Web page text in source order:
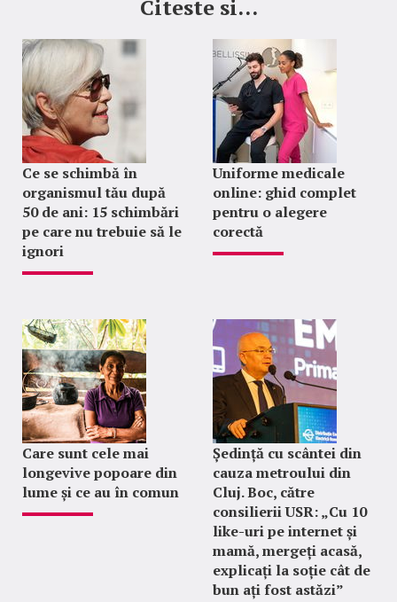
Citeste si...
Ce se schimbă în
organismul tău după
50 de ani: 15 schimbări
pe care nu trebuie să le
ignori
Uniforme medicale
online: ghid complet
pentru o alegere
corectă
Care sunt cele mai
longevive popoare din
lume și ce au în comun
Ședință cu scântei din
cauza metroului din
Cluj. Boc, către
consilierii USR: „Cu 10
like-uri pe internet și
mamă, mergeți acasă,
explicați la soție cât de
bun ați fost astăzi”